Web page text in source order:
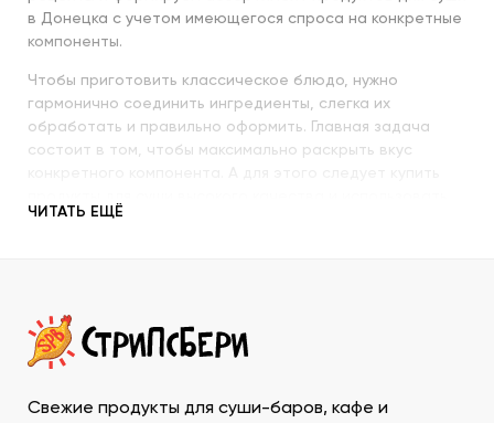
в Донецка с учетом имеющегося спроса на конкретные
компоненты.
Чтобы приготовить классическое блюдо, нужно
гармонично соединить ингредиенты, слегка их
обработать и правильно оформить. Главная задача
состоит в том, чтобы максимально раскрыть вкус
их со знанием всех секретов.
происхождение и свежесть каждого продукта, условия
транспортировки и хранения, дальнейшего
ДНР у нас – значит, получить качественную продукцию
ЧИТАТЬ ЕЩЁ
Свежие продукты для суши-баров, кафе и